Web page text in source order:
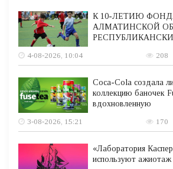
К 10-ЛЕТИЮ
АЛМАТИНСКОЙ
4-08-2026, 10:04
208
Coca-Cola создала
коллекцию баночек
вдохновленную
3-08-2026, 15:21
170
«Лаборатория
используют ажиотаж